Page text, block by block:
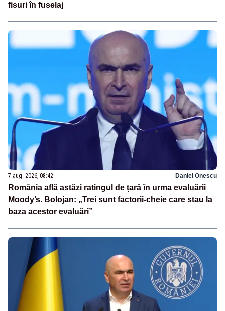
fisuri în fuselaj
7 aug. 2026, 08:42 Daniel Onescu
România află astăzi ratingul de țară în urma evaluării
Moody’s. Bolojan: „Trei sunt factorii-cheie care stau la
baza acestor evaluări”